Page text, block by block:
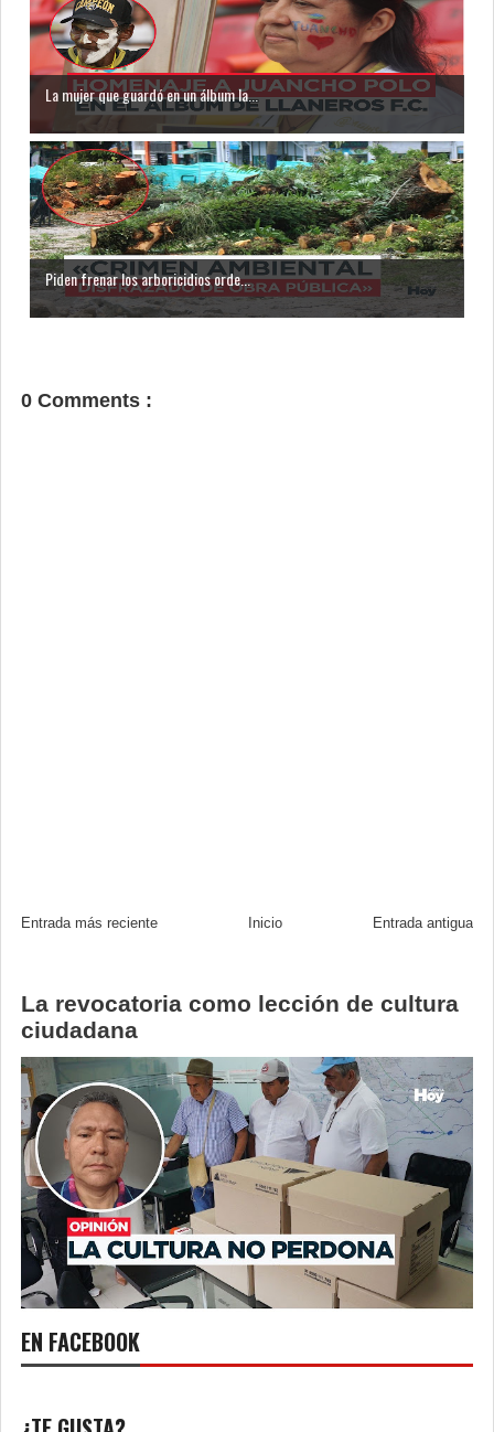
La mujer que guardó en un álbum la...
Piden frenar los arboricidios orde...
0 Comments :
Entrada más reciente Entrada antigua
Inicio
La revocatoria como lección de cultura
ciudadana
EN FACEBOOK